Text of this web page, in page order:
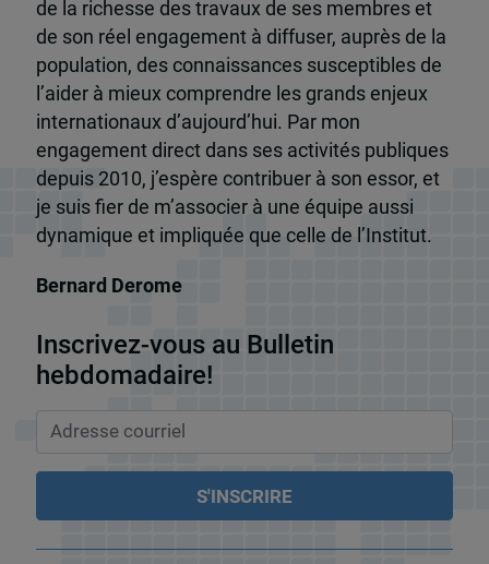
de la richesse des travaux de ses membres et
de son réel engagement à diffuser, auprès de la
population, des connaissances susceptibles de
l’aider à mieux comprendre les grands enjeux
internationaux d’aujourd’hui. Par mon
engagement direct dans ses activités publiques
depuis 2010, j’espère contribuer à son essor, et
je suis fier de m’associer à une équipe aussi
dynamique et impliquée que celle de l’Institut.
Bernard Derome
Inscrivez-vous au Bulletin
hebdomadaire!